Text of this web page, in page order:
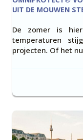
UIT DE MOUWEN
De zomer is
temperaturen
projecten. Of het